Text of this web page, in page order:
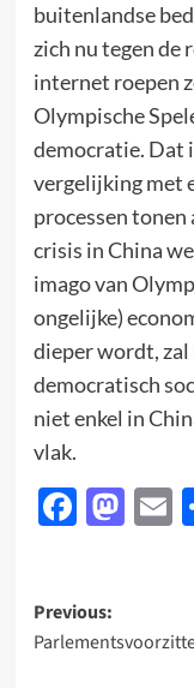
buitenlandse
zich nu tegen de
internet roepen
Olympische
democratie. Dat
vergelijking met
processen tonen
crisis in China
imago van
ongelijke)
dieper wordt, zal
democratisch
niet enkel in
vlak.
Post
Previous: